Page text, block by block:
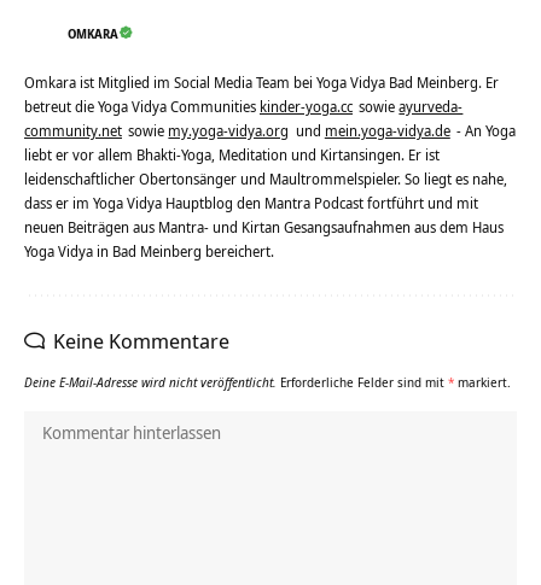
OMKARA
Omkara ist Mitglied im Social Media Team bei Yoga Vidya Bad Meinberg. Er
betreut die Yoga Vidya Communities kinder-yoga.cc sowieayurveda-
community.net sowie my.yoga-vidya.org und mein.yoga-vidya.de - An Yoga
liebt er vor allem Bhakti-Yoga, Meditation und Kirtansingen. Er ist
leidenschaftlicher Obertonsänger und Maultrommelspieler. So liegt es nahe,
dass er im Yoga Vidya Hauptblog den Mantra Podcast fortführt und mit
neuen Beiträgen aus Mantra- und Kirtan Gesangsaufnahmen aus dem Haus
Yoga Vidya in Bad Meinberg bereichert.
Keine Kommentare
Deine E-Mail-Adresse wird nicht veröffentlicht. Erforderliche Felder sind mit * markiert.